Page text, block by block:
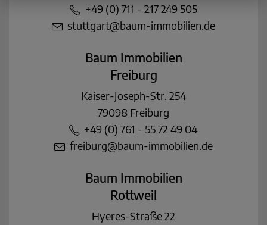
+49 (0) 711 - 217 249 505
stuttgart@baum-immobilien.de
Baum Immobilien
Freiburg
Kaiser-Joseph-Str. 254
79098 Freiburg
+49 (0) 761 - 55 72 49 04
freiburg@baum-immobilien.de
Baum Immobilien
Rottweil
Hyeres-Straße 22